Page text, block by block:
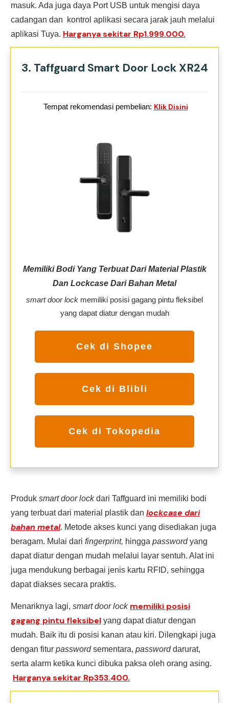
masuk. Ada juga daya Port USB untuk mengisi daya
cadangan dan kontrol aplikasi secara jarak jauh melalui
aplikasi Tuya. Harganya sekitar Rp1.999.000.
3. Taffguard Smart Door Lock XR24
Tempat rekomendasi pembelian: Klik Disini
Memiliki Bodi Yang Terbuat Dari Material Plastik
Dan Lockcase Dari Bahan Metal
smart door lock memiliki posisi gagang pintu fleksibel
yang dapat diatur dengan mudah
Cek di Shopee
Cek di Blibli
Cek di Tokopedia
Produk smart door lockdari Taffguard ini memiliki bodi
yang terbuat dari material plastik dan lockcase dari
bahan metal. Metode akses kunci yang disediakan juga
beragam. Mulai dari fingerprint, hingga passwordyang
dapat diatur dengan mudah melalui layar sentuh. Alat ini
juga mendukung berbagai jenis kartu RFID, sehingga
dapat diakses secara praktis.
Menariknya lagi, smart door lock memiliki posisi
gagang pintu fleksibel yang dapat diatur dengan
mudah. Baik itu di posisi kanan atau kiri. Dilengkapi juga
dengan fitur passwordsementara, passworddarurat,
serta alarm ketika kunci dibuka paksa oleh orang asing.
Harganya sekitar Rp353.400.